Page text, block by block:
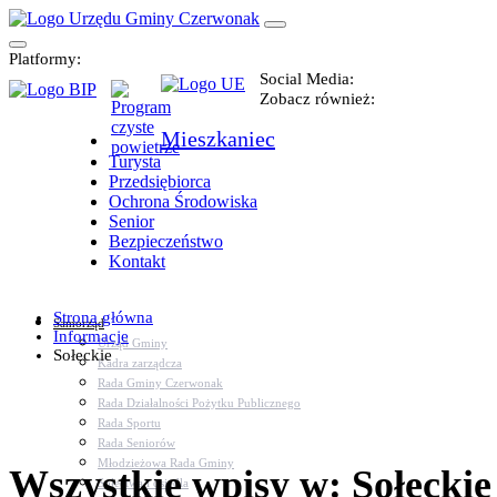
Platformy:
Social Media:
Zobacz również:
Mieszkaniec
Turysta
Przedsiębiorca
Ochrona Środowiska
Senior
Bezpieczeństwo
Kontakt
Samorząd
Urząd Gminy
Kadra zarządcza
Rada Gminy Czerwonak
Rada Działalności Pożytku Publicznego
Rada Sportu
Rada Seniorów
Młodzieżowa Rada Gminy
Sołectwa i osiedla
Strona główna
Informacje
Sołeckie
Wszystkie wpisy w: Sołeckie